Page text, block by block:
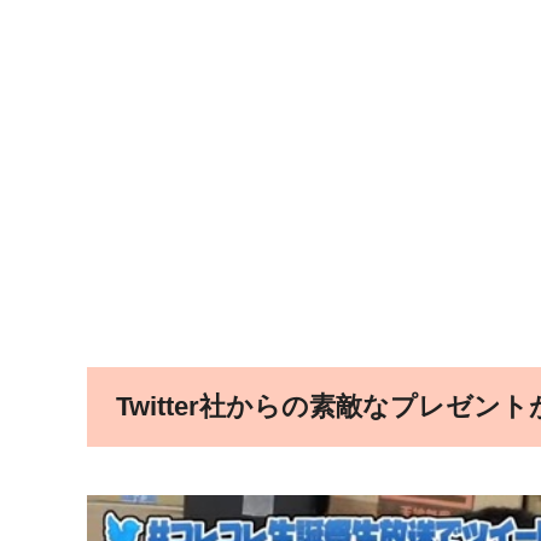
Twitter社からの素敵なプレゼント